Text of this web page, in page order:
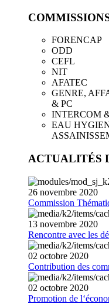
FORENCAP
ODD
CEFL
NIT
AFATEC
GENRE,
& PC
INTERCOM
EAU
ACTUALITÉS
26 novembre 2020
Commission
13 novembre 2020
Rencontre avec les
02 octobre 2020
Contribution des
02 octobre 2020
Promotion de